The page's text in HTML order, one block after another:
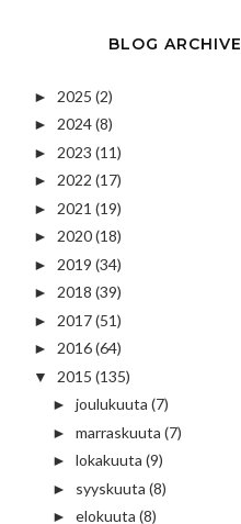
BLOG ARCHIVE
► 2025 (2)
► 2024(8)
► 2023 (11)
► 2022 (17)
► 2021 (19)
► 2020(18)
► 2019 (34)
► 2018 (39)
► 2017(51)
► 2016(64)
▼ 2015 (135)
► joulukuuta (7)
► marraskuuta (7)
► lokakuuta (9)
► syyskuuta (8)
► elokuuta (8)